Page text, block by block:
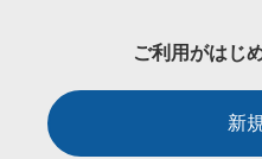
ご利用がはじ
新